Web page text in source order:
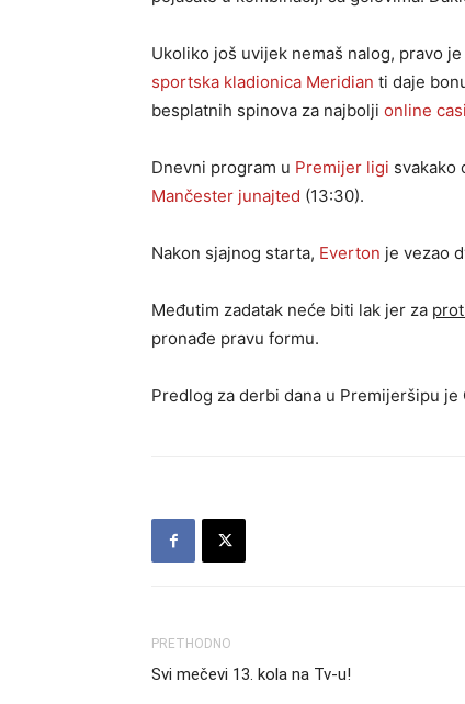
Ukoliko još uvijek nemaš nalog, pravo
sportska kladionica Meridian ti daje
besplatnih spinova za najbolji online
Dnevni program u Premijer ligi svakako
Mančester junajted (13:30).
Nakon sjajnog starta, Everton je vezao
Međutim zadatak neće biti lak jer za
pronađe pravu formu.
Predlog za derbi dana u Premijeršipu je
PRETHODNO
Svi mečevi 13. kola na Tv-u!